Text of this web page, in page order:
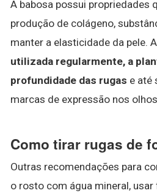
A babosa possui propriedades
produção de colágeno,
manter a elasticidade da pele.
utilizada regularmente, a
profundidade das rugas e até
marcas de expressão nos
Como tirar rugas de
Outras recomendações para
o rosto com água mineral,